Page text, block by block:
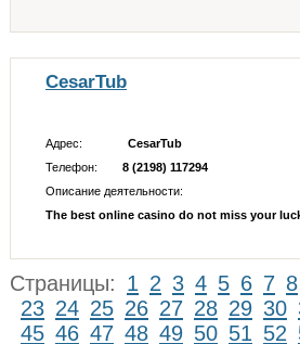
CesarTub
Адрес:
CesarTub
Телефон:
8 (2198) 117294
Описание деятельности:
The best online casino do not miss your
Страницы: 1 2 3 4 5 6 7 8
23 24 25 26 27 28 29 30
45 46 47 48 49 50 51 52